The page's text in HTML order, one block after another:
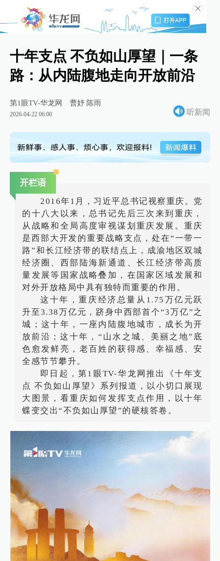
十年支点 不负如山厚望｜一条
路：从内陆腹地走向开放前沿
第1眼TV-华龙网 曹妤 陈雨
2026-04-22 06:00 听新闻
开栏语
2016年1月，习近平总书记视察重庆。党
的十八大以来，总书记先后三次来到重庆，
从战略和全局高度审视谋划重庆发展。重庆
是西部大开发的重要战略支点，处在“一带一
路”和长江经济带的联结点上，成渝地区双城
经济圈、西部陆海新通道、长江经济带高质
量发展等国家战略叠加，在国家区域发展和
对外开放格局中具有独特而重要的作用。
这十年，重庆经济总量从1.75万亿元跃
升至3.38万亿元，跻身中西部首个“3万亿”之
城；这十年，一座内陆腹地城市，成长为开
放前沿；这十年，“山水之城、美丽之地”底
色愈发鲜亮，老百姓的获得感、幸福感、安
全感节节攀升。
即日起，第1眼TV-华龙网推出《十年支
点 不负如山厚望》系列报道，以小切口展现
大图景，看重庆如何发挥支点作用，以十年
蝶变交出“不负如山厚望”的硬核答卷。